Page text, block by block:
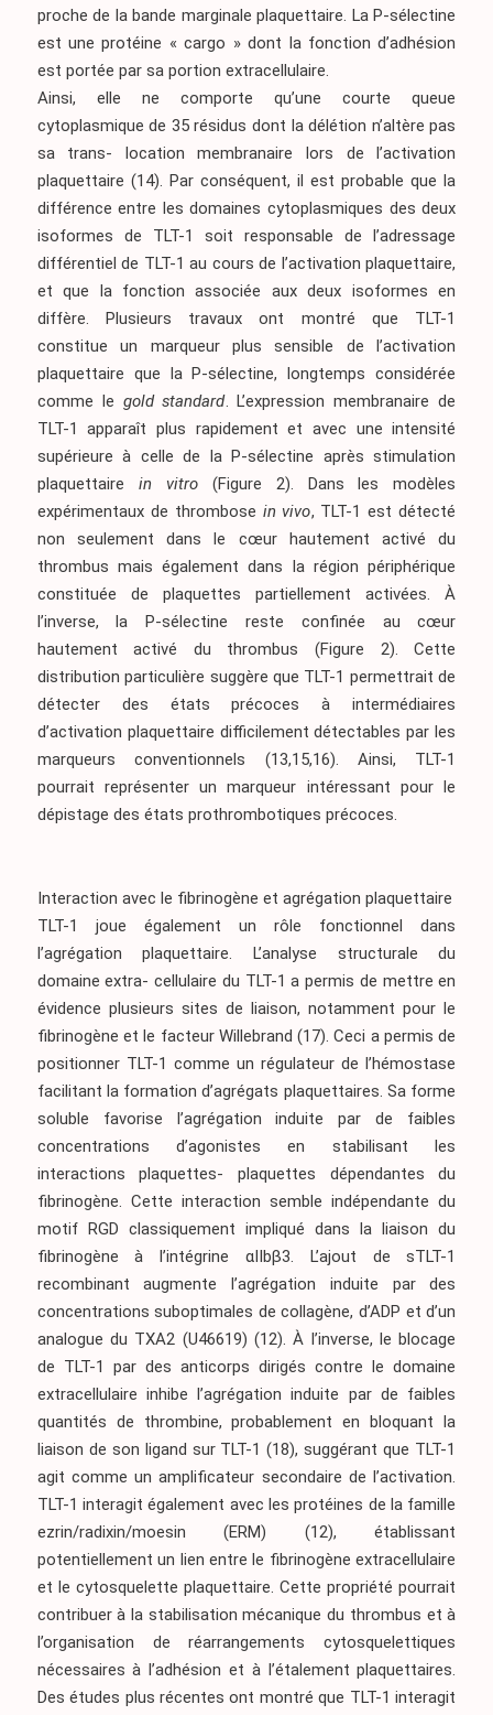
proche de la bande marginale plaquettaire. La P-sélectine
est une protéine « cargo » dont la fonction d’adhésion
est portée par sa portion extracellulaire.
Ainsi, elle ne comporte qu’une courte queue
cytoplasmique de 35 résidus dont la délétion n’altère pas
sa trans- location membranaire lors de l’activation
plaquettaire (14). Par conséquent, il est probable que la
différence entre les domaines cytoplasmiques des deux
isoformes de TLT-1 soit responsable de l’adressage
différentiel de TLT-1 au cours de l’activation plaquettaire,
et que la fonction associée aux deux isoformes en
diffère. Plusieurs travaux ont montré que TLT-1
constitue un marqueur plus sensible de l’activation
plaquettaire que la P-sélectine, longtemps considérée
comme le gold standard. L’expression membranaire de
TLT-1 apparaît plus rapidement et avec une intensité
supérieure à celle de la P-sélectine après stimulation
plaquettaire in vitro (Figure 2). Dans les modèles
expérimentaux de thrombose in vivo, TLT-1 est détecté
non seulement dans le cœur hautement activé du
thrombus mais également dans la région périphérique
constituée de plaquettes partiellement activées. À
l’inverse, la P-sélectine reste confinée au cœur
hautement activé du thrombus(Figure 2). Cette
distribution particulière suggère que TLT-1 permettrait de
détecter des états précoces à intermédiaires
d’activation plaquettaire difficilement détectables par les
marqueurs conventionnels (13,15,16). Ainsi, TLT-1
pourrait représenter un marqueur intéressant pour le
dépistage des états prothrombotiques précoces.
Interaction avec le fibrinogène et agrégation plaquettaire
TLT-1 joue également un rôle fonctionnel dans
l’agrégation plaquettaire. L’analyse structurale du
domaine extra- cellulaire du TLT-1 a permis de mettre en
évidence plusieurs sites de liaison, notamment pour le
fibrinogène et le facteur Willebrand(17) . Ceci a permis de
positionner TLT-1 comme un régulateur de l’hémostase
facilitant la formation d’agrégats plaquettaires. Sa forme
soluble favorise l’agrégation induite par de faibles
concentrations d’agonistes en stabilisant les
interactions plaquettes- plaquettes dépendantes du
fibrinogène. Cette interaction semble indépendante du
motif RGD classiquement impliqué dans la liaison du
fibrinogène à l’intégrine αIIbβ3. L’ajout de sTLT-1
recombinant augmente l’agrégation induite par des
concentrations suboptimales de collagène, d’ADP et d’un
analogue du TXA2 (U46619) (12) . À l’inverse, le blocage
de TLT-1 par des anticorps dirigés contre le domaine
extracellulaire inhibe l’agrégation induite par de faibles
quantités de thrombine, probablement en bloquant la
liaison de son ligand sur TLT-1(18), suggérant que TLT-1
agit comme un amplificateur secondaire de l’activation.
TLT-1 interagit également avec les protéines de la famille
ezrin/radixin/moesin (ERM) (12), établissant
potentiellement un lien entre le fibrinogène extracellulaire
et le cytosquelette plaquettaire. Cette propriété pourrait
contribuer à la stabilisation mécanique du thrombus et à
l’organisation de réarrangements cytosquelettiques
nécessaires à l’adhésion et à l’étalement plaquettaires.
Des études plus récentes ont montré que TLT-1 interagit